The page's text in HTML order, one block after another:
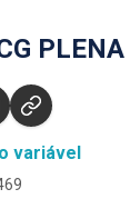
PLENA
variável